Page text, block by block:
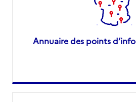
Annuaire des points